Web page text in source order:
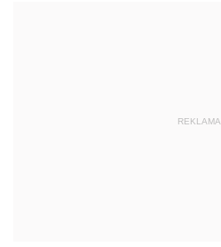
REKLAMA